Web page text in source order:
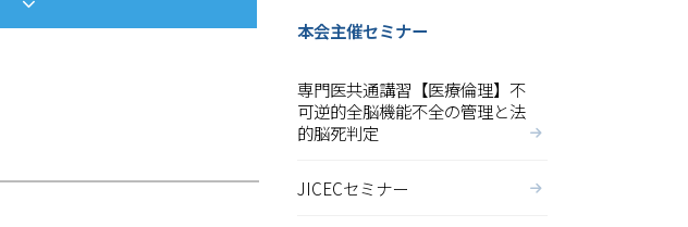
本会主催セミナー
専門医共通講習【医療倫理】不
可逆的全脳機能不全の管理と法
的脳死判定
JICECセミナー